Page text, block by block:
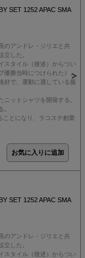
SET 1252 APAC SMA
のアンドレ・ジリエと共
した。
スタイル（後述）からつい
優勝当時につけられた）。
好で、運動に適している服
ットシャツを開発する。
。
ことになり、ラコステ創業
SET 1252 APAC SMA
のアンドレ・ジリエと共
した。
スタイル（後述）からつい